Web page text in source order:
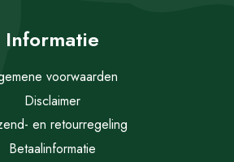
Informatie
voorwaarden
Disclaimer
en retourregeling
Betaalinformatie